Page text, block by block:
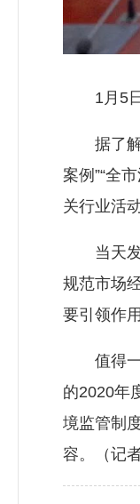
1月5日
据了解
案例”“全
关行业活
当天发
规范市场
要引领作用
值得一
的2020年
境监管制
容。（记